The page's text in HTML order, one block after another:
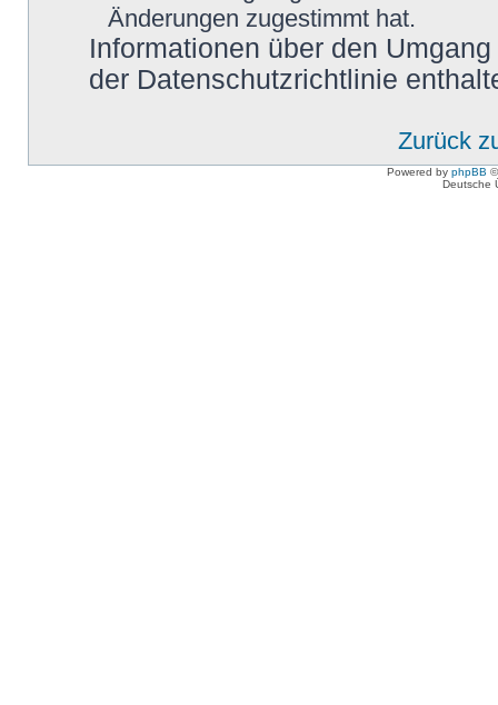
Änderungen zugestimmt hat.
Informationen über den
der Datenschutzrichtlinie
Zurück
Powered by phpBB
Deutsche